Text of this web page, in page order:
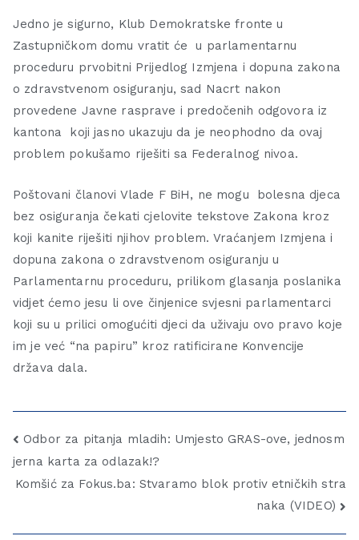
Jedno je sigurno, Klub Demokratske fronte u
Zastupničkom domu vratit će u parlamentarnu
proceduru prvobitni Prijedlog Izmjena i dopuna zakona
o zdravstvenom osiguranju, sad Nacrt nakon
provedene Javne rasprave i predočenih odgovora iz
kantona koji jasno ukazuju da je neophodno da ovaj
problem pokušamo riješiti sa Federalnog nivoa.
Poštovani članovi Vlade F BiH, ne mogu bolesna djeca
bez osiguranja čekati cjelovite tekstove Zakona kroz
koji kanite riješiti njihov problem. Vraćanjem Izmjena i
dopuna zakona o zdravstvenom osiguranju u
Parlamentarnu proceduru, prilikom glasanja poslanika
vidjet ćemo jesu li ove činjenice svjesni parlamentarci
koji su u prilici omogućiti djeci da uživaju ovo pravo koje
im je već “na papiru” kroz ratificirane Konvencije
država dala.
Odbor za pitanja mladih: Umjesto GRAS-ove, jednosm
jerna karta za odlazak!?
Komšić za Fokus.ba: Stvaramo blok protiv etničkih stra
naka (VIDEO)